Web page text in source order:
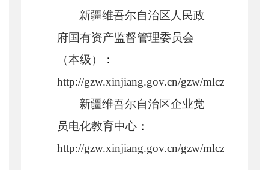
新疆维吾尔自治区人民政
府国有资产监督管理委员会
（本级）
：
http://gzw.xinjiang.gov.cn/gzw/mlczysjs/
新疆维吾尔自治区企业党
员电化教育中心 ：
http://gzw.xinjiang.gov.cn/gzw/mlczysjs/